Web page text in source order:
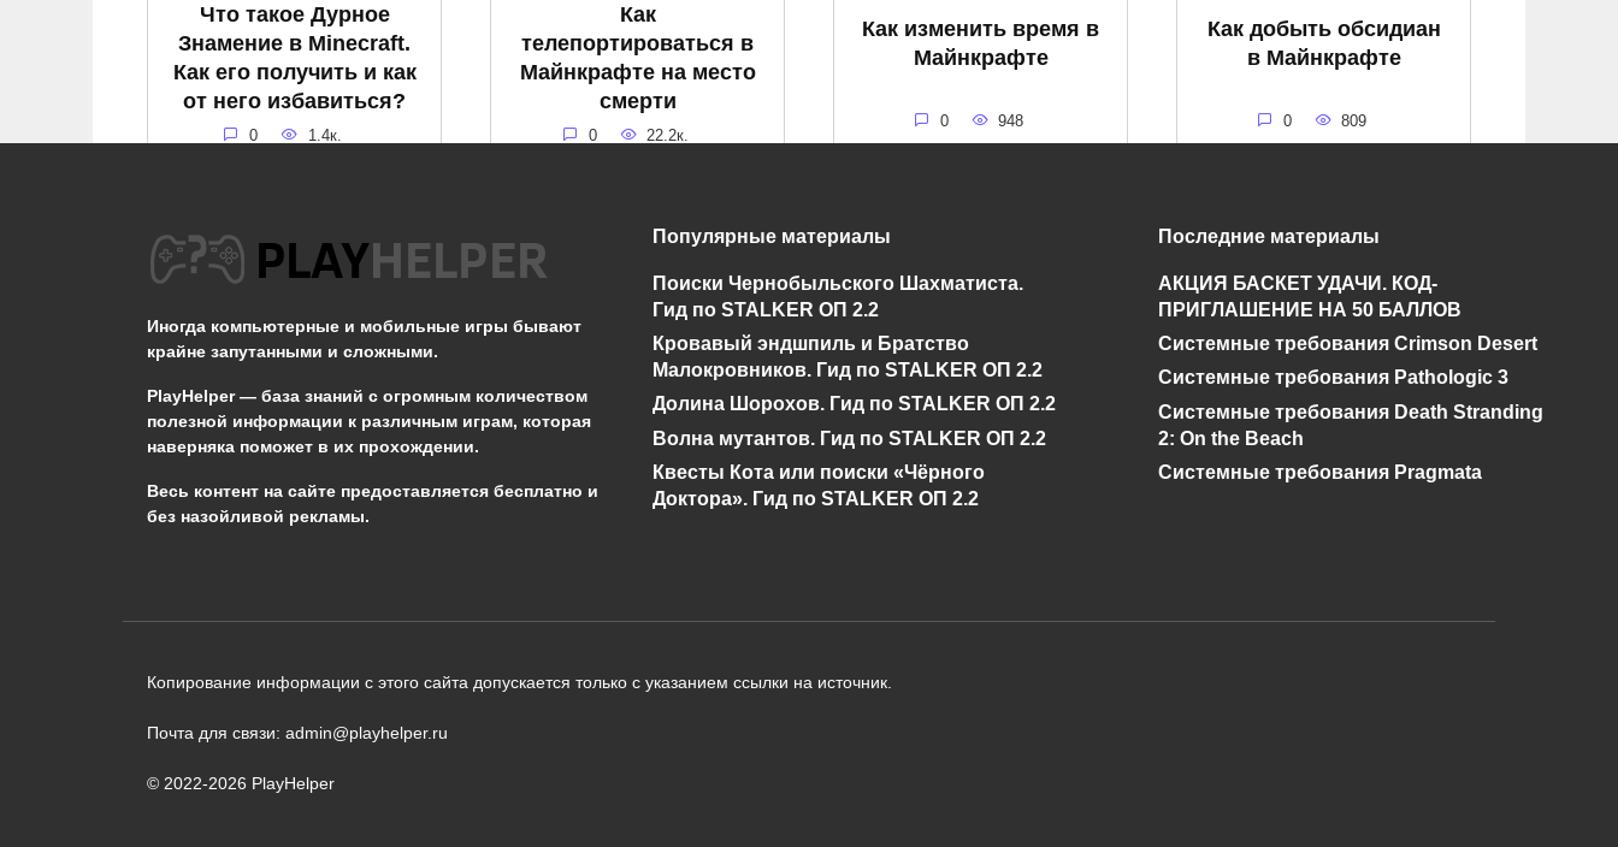
Что такое Дурное
Знамение в Minecraft.
Как его получить и как
от него избавиться?
0 1.4к.
Как
телепортироваться в
Майнкрафте на место
смерти
0 22.2к.
Как изменить время в
Майнкрафте
0 948
Как добыть обсидиан
в Майнкрафте
0 809
Как посмотреть чанки
0 1.6к.
Как покрасить стекло
в Майнкрафт
866
стол картогрофа в
0
Как потушить костер в
майнкрафте
0 885
Иногда компьютерные и мобильные игры бывают
крайне запутанными и сложными.
PlayHelper — база знаний с огромным количеством
полезной информации к различным играм, которая
наверняка поможет в их прохождении.
Весь контент на сайте предоставляется бесплатно и
без назойливой рекламы.
Популярные материалы
Поиски Чернобыльского Шахматиста.
Гид по STALKER ОП 2.2
Кровавый эндшпиль и Братство
Малокровников. Гид по STALKER ОП 2.2
Долина Шорохов. Гид по STALKER ОП 2.2
Волна мутантов. Гид по STALKER ОП 2.2
Квесты Кота или поиски «Чёрного
Доктора». Гид по STALKER ОП 2.2
Последние материалы
АКЦИЯ БАСКЕТ УДАЧИ. КОД-
ПРИГЛАШЕНИЕ НА 50 БАЛЛОВ
Системные требования Crimson Desert
Системные требования Pathologic 3
Системные требования Death Stranding
2: On the Beach
Системные требования Pragmata
Копирование информации с этого сайта допускается только с указанием ссылки на источник.
Почта для связи: admin@playhelper.ru
© 2022-2026 PlayHelper
Сообщить об ошибке